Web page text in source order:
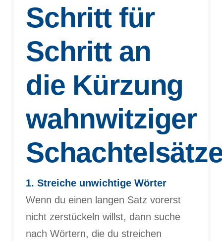
Schritt für
Schritt an
die Kürzung
wahnwitziger
1. Streiche unwichtige Wörter
Wenn du einen langen Satz vorerst
nicht zerstückeln willst, dann suche
nach Wörtern, die du streichen